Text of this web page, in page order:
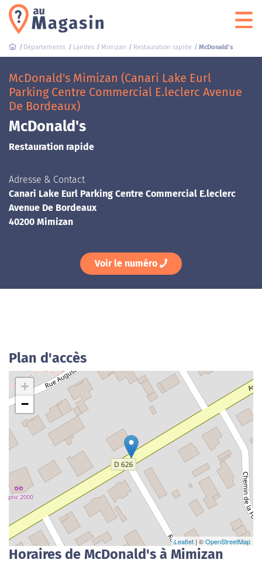
Départements Landes Mimizan Restauration rapide McDonald's
McDonald's Mimizan (Canari Lake Eurl
Parking Centre Commercial E.leclerc Avenue
De Bordeaux)
McDonald's
Restauration rapide
Adresse & Contact
Canari Lake Eurl Parking Centre Commercial E.leclerc
Avenue De Bordeaux
40200 Mimizan
Voir le numéro
Plan d'accès
+
−
Leaflet | ©OpenStreetMap
Horaires de McDonald's à Mimizan